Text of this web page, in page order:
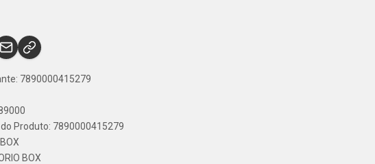
7890000415279
Produto: 7890000415279
BOX